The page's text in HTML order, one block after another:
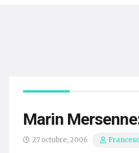
Marin
27 octubre, 2006